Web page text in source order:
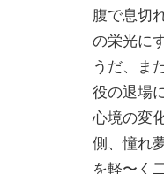
腹で息切
の栄光に
うだ、ま
役の退場
心境の変
側、憧れ
を軽〜く